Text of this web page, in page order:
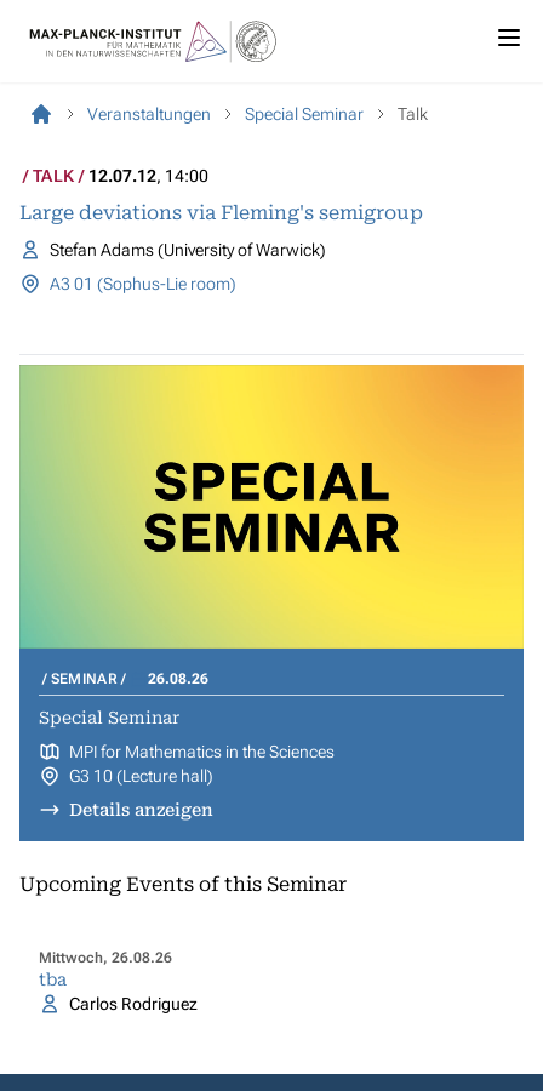
Veranstaltungen Special Seminar Talk
TALK 12.07.12, 14:00
Large deviations via Fleming's semigroup
Stefan Adams (University of Warwick)
A3 01 (Sophus-Lie room)
SEMINAR 26.08.26
Special Seminar
MPI for Mathematics in the Sciences
G3 10 (Lecture hall)
Details anzeigen
Upcoming Events of this Seminar
Mittwoch, 26.08.26
tba
Carlos Rodriguez